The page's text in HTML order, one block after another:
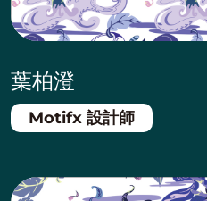
葉柏澄
Motifx 設計師